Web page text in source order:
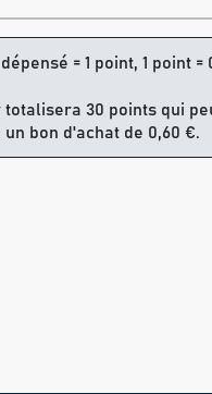
= 1 point, 1 point =
totalisera 30 points qui
bon d'achat de 0,60 €.